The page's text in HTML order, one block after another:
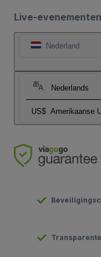
Live-
Nederland
Nederlands
US$ Amerikaanse